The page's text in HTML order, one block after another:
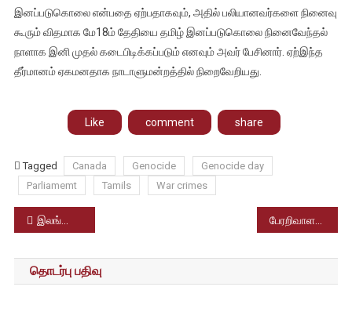
இனப்படுகொலை என்பதை ஏற்பதாகவும், அதில் பலியானவர்களை நினைவு
கூரும் விதமாக மே18ம் தேதியை தமிழ் இனப்படுகொலை நினைவேந்தல்
நாளாக இனி முதல் கடைபிடிக்கப்படும் எனவும் அவர் பேசினார். ஏற்இந்த
தீர்மானம் ஏகமனதாக நாடாளுமன்றத்தில் நிறைவேறியது.
Like comment share
Tagged Canada Genocide
Genocide day
Parliamemt
Tamils War crimes
Post
navigation
இலங்கை இந்தியர்களுக்கு இந்திய வெளியுறவுத் துறை உத்தரவு
தொடர்பு பதிவு